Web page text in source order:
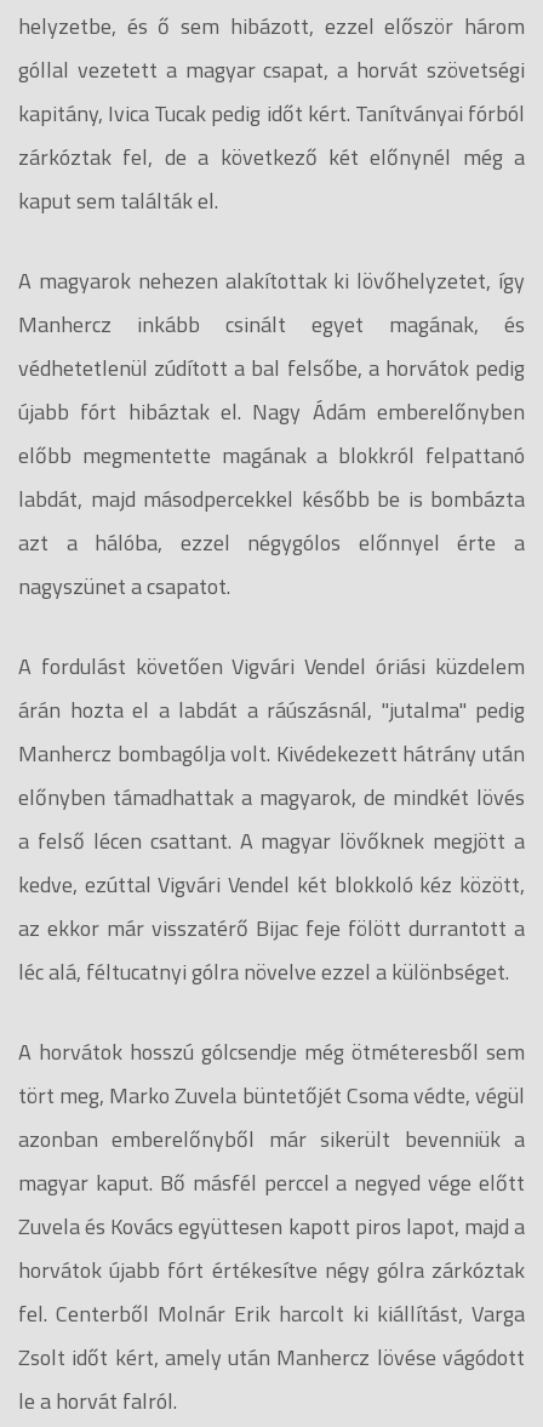
helyzetbe, és ő sem hibázott, ezzel először három
góllal vezetett a magyar csapat, a horvát szövetségi
kapitány, Ivica Tucak pedig időt kért. Tanítványai fórból
zárkóztak fel, de a következő két előnynél még a
kaput sem találták el.
A magyarok nehezen alakítottak ki lövőhelyzetet, így
Manhercz inkább csinált egyet magának, és
védhetetlenül zúdított a bal felsőbe, a horvátok pedig
újabb fórt hibáztak el. Nagy Ádám emberelőnyben
előbb megmentette magának a blokkról felpattanó
labdát, majd másodpercekkel később be is bombázta
azt a hálóba, ezzel négygólos előnnyel érte a
nagyszünet a csapatot.
A fordulást követően Vigvári Vendel óriási küzdelem
árán hozta el a labdát a ráúszásnál, "jutalma" pedig
Manhercz bombagólja volt. Kivédekezett hátrány után
előnyben támadhattak a magyarok, de mindkét lövés
a felső lécen csattant. A magyar lövőknek megjött a
kedve, ezúttal Vigvári Vendel két blokkoló kéz között,
az ekkor már visszatérő Bijac feje fölött durrantott a
léc alá, féltucatnyi gólra növelve ezzel a különbséget.
A horvátok hosszú gólcsendje még ötméteresből sem
tört meg, Marko Zuvela büntetőjét Csoma védte, végül
azonban emberelőnyből már sikerült bevenniük a
magyar kaput. Bő másfél perccel a negyed vége előtt
Zuvela és Kovács együttesen kapott piros lapot, majd a
horvátok újabb fórt értékesítve négy gólra zárkóztak
fel. Centerből Molnár Erik harcolt ki kiállítást, Varga
Zsolt időt kért, amely után Manhercz lövése vágódott
le a horvát falról.